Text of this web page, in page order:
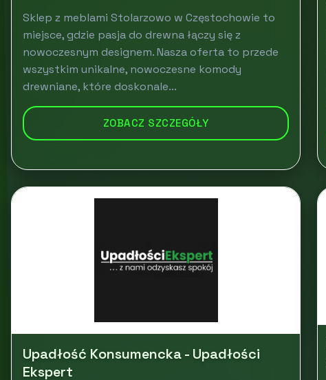
Sklep z meblami Stolarzowo w Częstochowie to
miejsce, gdzie pasja do drewna łączy się z
nowoczesnym designem. Nasza oferta to przede
wszystkim unikalne, nowoczesne komody
drewniane, które doskonale...
ZOBACZ SZCZEGÓŁY
Upadłość Konsumencka - Upadłości
Ekspert